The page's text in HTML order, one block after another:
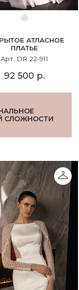
АТЛАСНОЕ
ПЛАТЬЕ
Арт. DR 22-911
92 500 р.
СЛОЖНОСТИ